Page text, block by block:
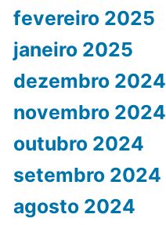
fevereiro 2025
janeiro 2025
dezembro 2024
novembro 2024
outubro 2024
setembro 2024
agosto 2024